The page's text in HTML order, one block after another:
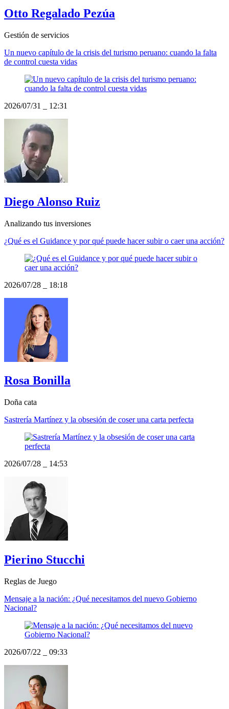
Otto Regalado Pezúa
Gestión de servicios
Un nuevo capítulo de la crisis del turismo peruano: cuando la falta
de control cuesta vidas
2026/07/31 12:31
Diego Alonso Ruiz
Analizando tus inversiones
¿Qué es el Guidance y por qué puede hacer subir o caer una acción?
2026/07/28 18:18
Rosa Bonilla
Doña cata
Sastrería Martínez y la obsesión de coser una carta perfecta
2026/07/28 14:53
Pierino Stucchi
Reglas de Juego
Mensaje a la nación: ¿Qué necesitamos del nuevo Gobierno
Nacional?
2026/07/22 09:33